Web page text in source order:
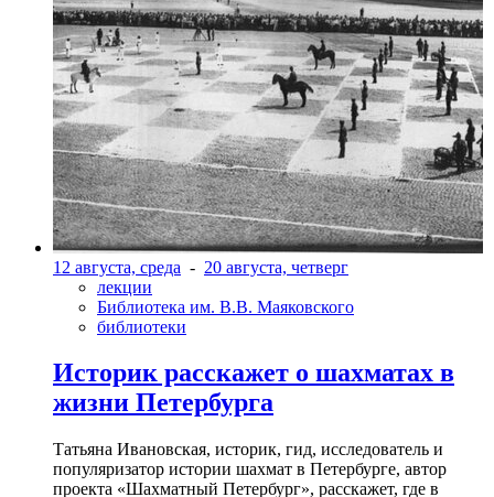
12 августа, среда - 20 августа, четверг
лекции
Библиотека им. В.В. Маяковского
библиотеки
Историк расскажет о шахматах в
жизни Петербурга
Татьяна Ивановская, историк, гид, исследователь и
популяризатор истории шахмат в Петербурге, автор
проекта «Шахматный Петербург», расскажет, где в